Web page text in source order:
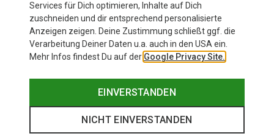
Services für Dich optimieren, Inhalte auf Dich
zuschneiden und dir entsprechend personalisierte
Anzeigen zeigen. Deine Zustimmung schließt ggf. die
Verarbeitung Deiner Daten u.a. auch in den USA ein.
Mehr Infos findest Du auf der Google Privacy Site.
EINVERSTANDEN
NICHT EINVERSTANDEN